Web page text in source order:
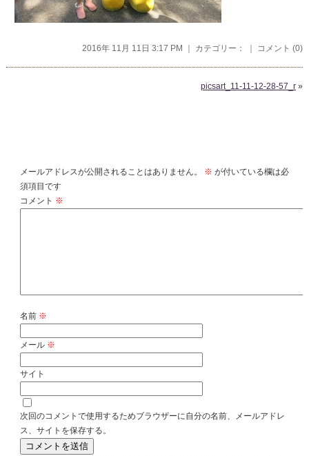
2016年 11月 11日 3:17 PM ｜ カテゴリー： ｜ コメント (0)
picsart_11-11-12-28-57_r »
メールアドレスが公開されることはありません。 ※ が付いている欄は必
須項目です
コメント ※
名前 ※
メール ※
サイト
次回のコメントで使用するためブラウザーに自分の名前、メールアドレ
ス、サイトを保存する。